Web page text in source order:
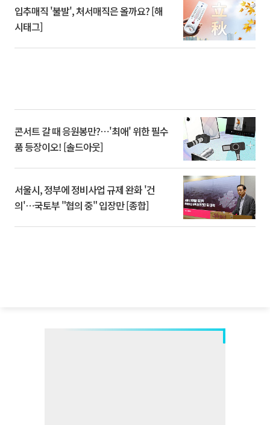
입추매직 '불발', 처서매직은 올까요? [해
시태그]
콘서트 갈 때 응원봉만?⋯'최애' 위한 필수
품 등장이오! [솔드아웃]
서울시, 정부에 정비사업 규제 완화 '건
의'⋯국토부 "협의 중" 입장만 [종합]